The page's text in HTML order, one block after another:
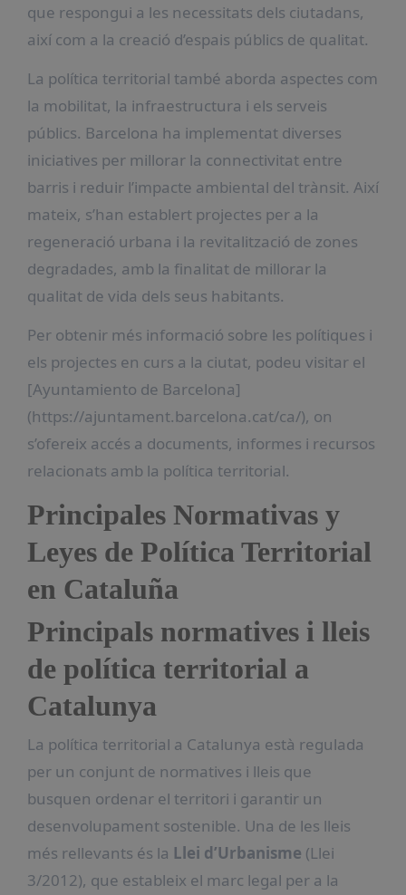
que respongui a les necessitats dels ciutadans,
així com a la creació d’espais públics de qualitat.
La política territorial també aborda aspectes com
la mobilitat, la infraestructura i els serveis
públics. Barcelona ha implementat diverses
iniciatives per millorar la connectivitat entre
barris i reduir l’impacte ambiental del trànsit. Així
mateix, s’han establert projectes per a la
regeneració urbana i la revitalització de zones
degradades, amb la finalitat de millorar la
qualitat de vida dels seus habitants.
Per obtenir més informació sobre les polítiques i
els projectes en curs a la ciutat, podeu visitar el
[Ayuntamiento de Barcelona]
(https://ajuntament.barcelona.cat/ca/), on
s’ofereix accés a documents, informes i recursos
relacionats amb la política territorial.
Principales Normativas y
Leyes de Política Territorial
en Cataluña
Principals normatives i lleis
de política territorial a
Catalunya
La política territorial a Catalunya està regulada
per un conjunt de normatives i lleis que
busquen ordenar el territori i garantir un
desenvolupament sostenible. Una de les lleis
més rellevants és la Llei d’Urbanisme (Llei
3/2012), que estableix el marc legal per a la